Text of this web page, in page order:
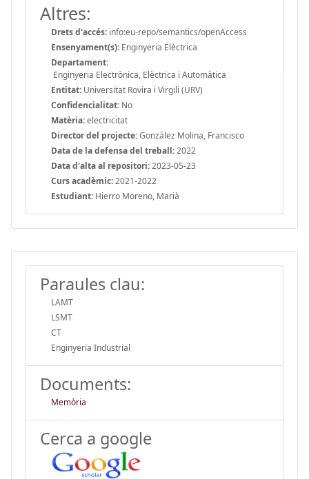
Altres:
Drets d'accés: info:eu-repo/semantics/openAccess
Ensenyament(s): Enginyeria Elèctrica
Departament:
Enginyeria Electrònica, Elèctrica i Automàtica
Entitat: Universitat Rovira i Virgili (URV)
Confidencialitat: No
Matèria:electricitat
Director del projecte:González Molina, Francisco
Data de la defensa del treball:2022
Data d'alta al repositori:2023-05-23
Curs acadèmic:2021-2022
Estudiant: Hierro Moreno, Marià
Paraules clau:
LAMT
LSMT
CT
Enginyeria Industrial
Documents:
Memòria
Cerca a google